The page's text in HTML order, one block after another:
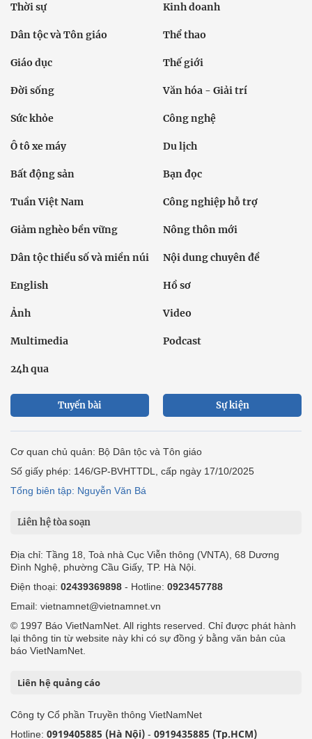
Thời sự Kinh doanh
Dân tộc và Tôn giáo Thể thao
Giáo dục Thế giới
Đời sống Văn hóa - Giải trí
Sức khỏe Công nghệ
Ô tô xe máy Du lịch
Bất động sản Bạn đọc
Tuần Việt Nam Công nghiệp hỗ trợ
Giảm nghèo bền vững Nông thôn mới
Dân tộc thiểu số và miền núi Nội dung chuyên đề
English Hồ sơ
Ảnh Video
Multimedia Podcast
24h qua
Tuyến bài Sự kiện
Cơ quan chủ quản: Bộ Dân tộc và Tôn giáo
Số giấy phép: 146/GP-BVHTTDL, cấp ngày 17/10/2025
Tổng biên tập: Nguyễn Văn Bá
Liên hệ tòa soạn
Địa chỉ: Tầng 18, Toà nhà Cục Viễn thông (VNTA), 68 Dương
Đình Nghệ, phường Cầu Giấy, TP. Hà Nội.
Điện thoại: 02439369898 - Hotline: 0923457788
Email: vietnamnet@vietnamnet.vn
© 1997 Báo VietNamNet. All rights reserved. Chỉ được phát hành
lại thông tin từ website này khi có sự đồng ý bằng văn bản của
báo VietNamNet.
Liên hệ quảng cáo
Công ty Cổ phần Truyền thông VietNamNet
Hotline: 0919405885 (Hà Nội) - 0919435885 (Tp.HCM)